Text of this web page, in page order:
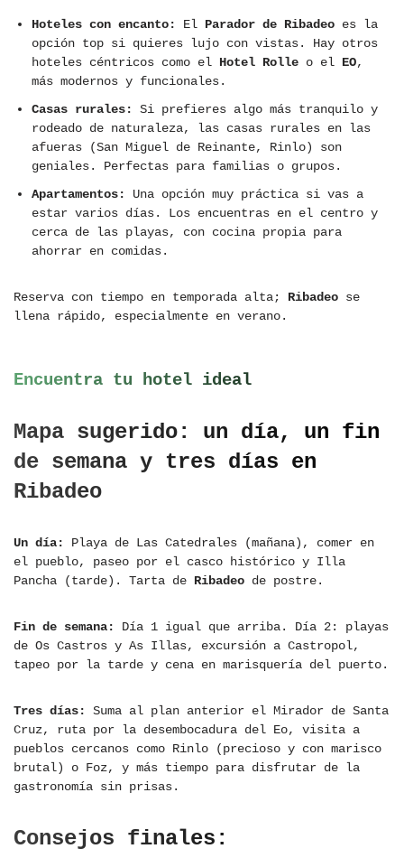
Hoteles con encanto: El Parador de Ribadeo es la
opción top si quieres lujo con vistas. Hay otros
hoteles céntricos como el Hotel Rolle o el EO,
más modernos y funcionales.
Casas rurales:
Si prefieres algo más tranquilo y
rodeado de naturaleza, las casas rurales en las
afueras (San Miguel de Reinante, Rinlo) son
geniales. Perfectas para familias o grupos.
Apartamentos:
Una opción muy práctica si vas a
estar varios días. Los encuentras en el centro y
cerca de las playas, con cocina propia para
ahorrar en comidas.
Reserva con tiempo en temporada alta; Ribadeo se
llena rápido, especialmente en verano.
Encuentra tu hotel ideal
Mapa sugerido: un día, un fin
de semana y tres días en
Ribadeo
Un día:
Playa de Las Catedrales (mañana), comer en
el pueblo, paseo por el casco histórico y Illa
Pancha (tarde). Tarta de Ribadeo de postre.
Fin de semana:
Día 1 igual que arriba. Día 2: playas
de Os Castros y As Illas, excursión a Castropol,
tapeo por la tarde y cena en marisquería del puerto.
Tres días:
Suma al plan anterior el Mirador de Santa
Cruz, ruta por la desembocadura del Eo, visita a
pueblos cercanos como Rinlo (precioso y con marisco
brutal) o Foz, y más tiempo para disfrutar de la
gastronomía sin prisas.
Consejos finales: